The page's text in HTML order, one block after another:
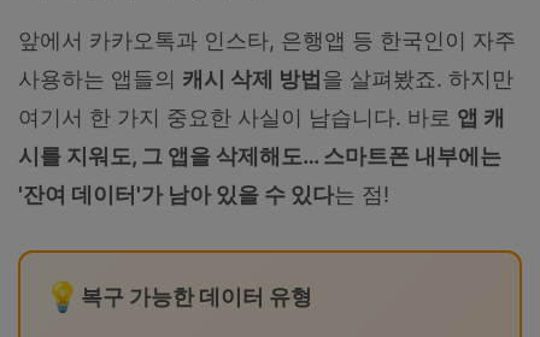
앞에서 카카오톡과 인스타, 은행앱 등 한국인이 자주
사용하는 앱들의 캐시 삭제 방법 을 살펴봤죠. 하지만
여기서 한 가지 중요한 사실이 남습니다. 바로 앱 캐
시를 지워도, 그 앱을 삭제해도… 스마트폰 내부에는
'잔여 데이터'가 남아 있을 수 있다는 점!
복구 가능한 데이터 유형